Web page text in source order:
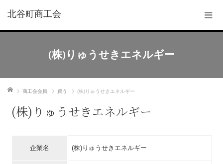
北谷町商工会
(株)りゅうせきエネルギー
ホーム 商工会会員 買う (株)りゅうせきエネルギー
(株)りゅうせきエネルギー
企業名 (株)りゅうせきエネルギー